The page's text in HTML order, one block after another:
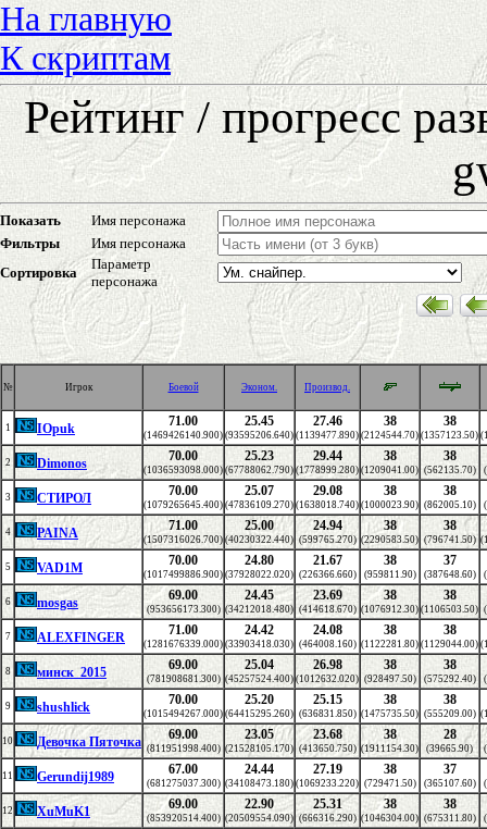
На главную
К скриптам
Рейтинг / прогресс
Показать
Имя персонажа
Фильтры
Имя персонажа
Сортировка
Параметр
персонажа
№ Игрок Боевой Эконом. Производ.
1 IOpuk 71.00
(1469426140.900)
25.45
(93595206.640)
27.46
(1139477.890)
38
(2124544.70)
38
(1357123.50)
2 Dimonos 70.00
(1036593098.000)
25.23
(67788062.790)
29.44
(1778999.280)
38
(1209041.00)
38
(562135.70)
3 СТИРОЛ 70.00
(1079265645.400)
25.07
(47836109.270)
29.08
(1638018.740)
38
(1000023.90)
38
(862005.10)
4 PAINA 71.00
(1507316026.700)
25.00
(40230322.440)
24.94
(599765.270)
38
(2290583.50)
38
(796741.50)
5 VAD1M 70.00
(1017499886.900)
24.80
(37928022.020)
21.67
(226366.660)
38
(959811.90)
37
(387648.60)
6 mosgas 69.00
(953656173.300)
24.45
(34212018.480)
23.69
(414618.670)
38
(1076912.30)
38
(1106503.50)
7 ALEXFINGER 71.00
(1281676339.000)
24.42
(33903418.030)
24.08
(464008.160)
38
(1122281.80)
38
(1129044.00)
8 минск_2015 69.00
(781908681.300)
25.04
(45257524.400)
26.98
(1012632.020)
38
(928497.50)
38
(575292.40)
9 shushlick 70.00
(1015494267.000)
25.20
(64415295.260)
25.15
(636831.850)
38
(1475735.50)
38
(555209.00)
10 Девочка Пяточка 69.00
(811951998.400)
23.05
(21528105.170)
23.68
(413650.750)
38
(1911154.30)
28
(39665.90)
11 Gerundij1989 67.00
(681275037.300)
24.44
(34108473.180)
27.19
(1069233.220)
38
(729471.50)
37
(365107.60)
12 XuMuK1 69.00
(853920514.400)
22.90
(20509554.090)
25.31
(666316.290)
38
(1046304.00)
38
(675311.80)